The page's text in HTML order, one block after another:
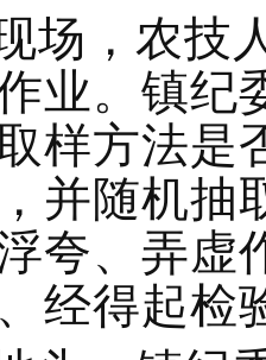
场，农技
业。镇纪
样方法是
并随机抽
夸、弄虚
经得起检